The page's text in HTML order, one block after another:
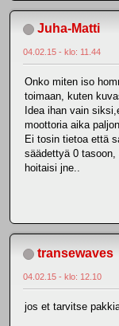
Juha-Matti
04.02.15 - klo: 11.44
Onko miten iso
toimaan, kuten
Idea ihan vain
moottoria aika
Ei tosin tietoa että
säädettyä 0
hoitaisi jne..
transewaves
04.02.15 - klo: 12.10
jos et tarvitse